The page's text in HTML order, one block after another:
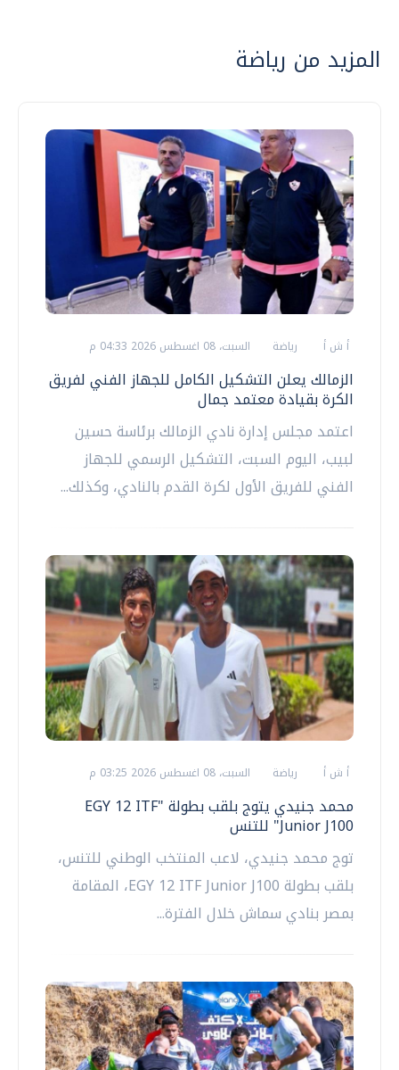
المزيد من رياضة
أ ش أ رياضة السبت، 08 اغسطس 2026 04:33 م
الزمالك يعلن التشكيل الكامل للجهاز الفني لفريق
الكرة بقيادة معتمد جمال
اعتمد مجلس إدارة نادي الزمالك برئاسة حسين
لبيب، اليوم السبت، التشكيل الرسمي للجهاز
الفني للفريق الأول لكرة القدم بالنادي، وكذلك...
أ ش أ رياضة السبت، 08 اغسطس 2026 03:25 م
محمد جنيدي يتوج بلقب بطولة "EGY 12 ITF
Junior J100" للتنس
توج محمد جنيدي، لاعب المنتخب الوطني للتنس،
بلقب بطولة EGY 12 ITF Junior J100، المقامة
بمصر بنادي سماش خلال الفترة...